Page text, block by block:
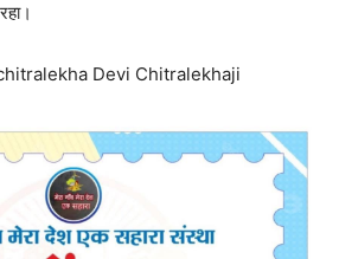
Devi Chitralekhaji